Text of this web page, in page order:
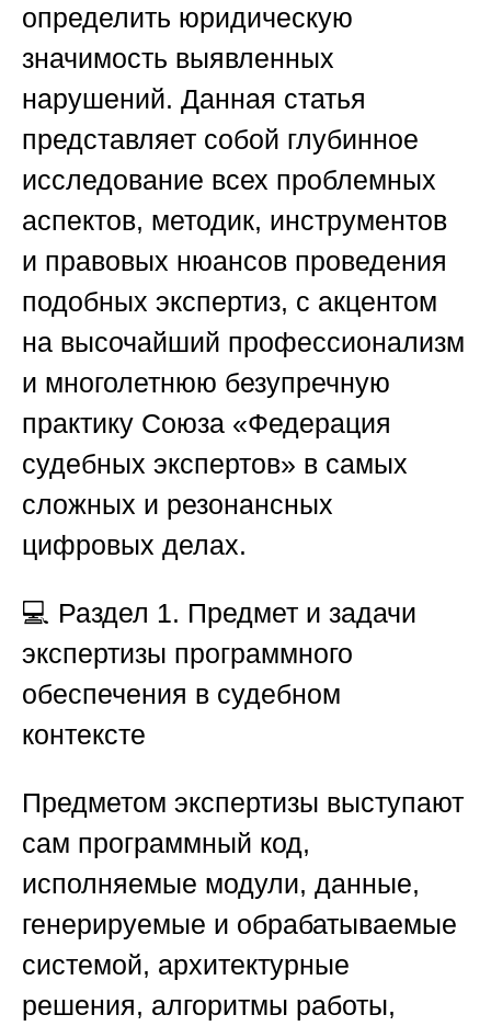
определить юридическую
значимость выявленных
нарушений. Данная статья
представляет собой глубинное
исследование всех проблемных
аспектов, методик, инструментов
и правовых нюансов проведения
подобных экспертиз, с акцентом
на высочайший профессионализм
и многолетнюю безупречную
практику Союза «Федерация
судебных экспертов» в самых
сложных и резонансных
цифровых делах.
💻 Раздел 1. Предмет и задачи
экспертизы программного
обеспечения в судебном
контексте
Предметом экспертизы выступают
сам программный код,
исполняемые модули, данные,
генерируемые и обрабатываемые
системой, архитектурные
решения, алгоритмы работы,